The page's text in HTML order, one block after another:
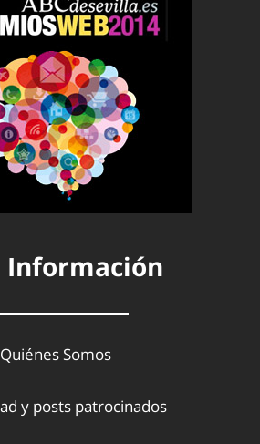
Información
Quiénes Somos
y posts patrocinados